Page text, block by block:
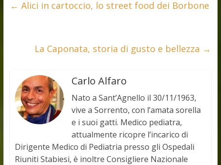
← Alici in cartoccio, lo street food dei Borbone
La Caponata, storia di gusto e bellezza →
Carlo Alfaro
Nato a Sant’Agnello il 30/11/1963,
vive a Sorrento, con l’amata sorella
e i suoi gatti. Medico pediatra,
attualmente ricopre l’incarico di
Dirigente Medico di Pediatria presso gli Ospedali
Riuniti Stabiesi, è inoltre Consigliere Nazionale